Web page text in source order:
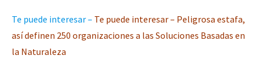
Te puede interesar – Te puede interesar – Peligrosa estafa,
así definen 250 organizaciones a las Soluciones Basadas en
la Naturaleza